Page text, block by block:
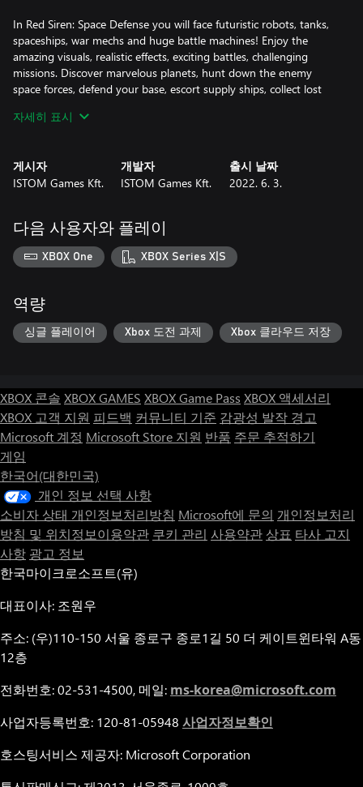
In Red Siren: Space Defense you will face futuristic robots, tanks,
spaceships, war mechs and huge battle machines! Enjoy the
amazing visuals, realistic effects, exciting battles, challenging
missions. Discover marvelous planets, hunt down the enemy
space forces, defend your base, escort supply ships, collect lost
but no matter what: You must find a way to win this interstellar
자세히 표시
게시자
ISTOM Games Kft.
개발자
ISTOM Games Kft.
출시 날짜
2022. 6. 3.
다음 사용자와 플레이
XBOX One XBOX Series X|S
역량
싱글 플레이어 Xbox 도전 과제 Xbox 클라우드 저장
XBOX 콘솔 XBOX GAMES XBOX Game Pass XBOX 액세서리
XBOX 고객 지원 피드백 커뮤니티 기준 감광성 발작 경고
Microsoft 계정 Microsoft Store 지원 반품 주문 추적하기
게임
한국어(대한민국)
개인 정보 선택 사항
소비자 상태 개인정보처리방침 Microsoft에 문의 개인정보처리
방침 및 위치정보이용약관 쿠키 관리 사용약관 상표 타사 고지
사항 광고 정보
한국마이크로소프트(유)
대표이사: 조원우
주소: (우)110-150 서울 종로구 종로1길 50 더 케이트윈타워 A동
12층
전화번호: 02-531-4500, 메일: ms-korea@microsoft.com
사업자등록번호: 120-81-05948 사업자정보확인
호스팅서비스 제공자: Microsoft Corporation